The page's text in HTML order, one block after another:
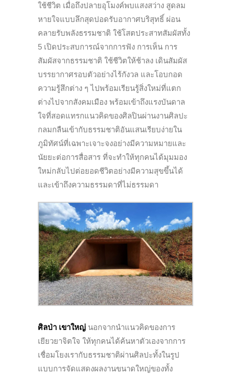
ใช้ชีวิต เมื่อถึงปลายอุโมงค์พบแสงสว่าง สูดลม
หายใจแบบลึกสุดปอดรับอากาศบริสุทธิ์ ผ่อน
คลายรับพลังธรรมชาติ ใช้โสตประสาทสัมผัสทั้ง
5 เปิดประสบการณ์จากการฟัง การเห็น การ
สัมผัสจากธรรมชาติ ใช้ชีวิตให้ช้าลง เดินสัมผัส
บรรยากาศรอบตัวอย่างไร้กังวล และโอบกอด
ความรู้สึกต่าง ๆ ไปพร้อมเรียนรู้สิ่งใหม่ที่แตก
ต่างไปจากสังคมเมือง พร้อมเข้าถึงแรงบันดาล
ใจที่สอดแทรกแนวคิดของศิลปินผ่านงานศิลปะ
กลมกลืนเข้ากับธรรมชาติอันแสนเรียบง่ายใน
ภูมิทัศน์ที่เฉพาะเจาะจงอย่างมีความหมายและ
นัยยะต่อการสื่อสาร ที่จะทำให้ทุกคนได้มุมมอง
ใหม่กลับไปต่อยอดชีวิตอย่างมีความสุขขึ้นได้
และเข้าถึงความธรรมดาที่ไม่ธรรมดา
ศิลป่า เขาใหญ่ นอกจากนำแนวคิดของการ
เยียวยาจิตใจ ให้ทุกคนได้ค้นหาตัวเองจากการ
เชื่อมโยงเรากับธรรมชาติผ่านศิลปะทั้งในรูป
แบบการจัดแสดงผลงานขนาดใหญ่ของทั้ง